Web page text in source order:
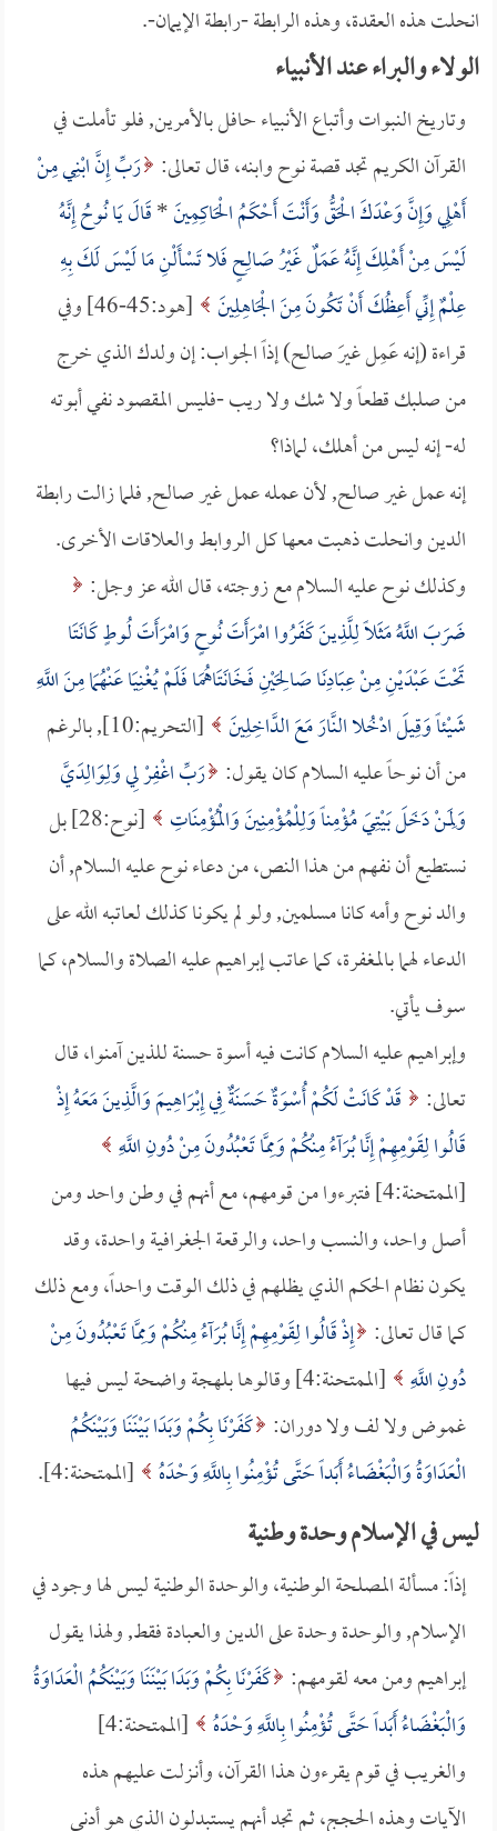
انحلت هذه العقدة، وهذه الرابطة -رابطة الإيمان-.
الولاء والبراء عند الأنبياء
وتاريخ النبوات وأتباع الأنبياء حافل بالأمرين, فلو تأملت في
القرآن الكريم تجد قصة نوح وابنه، قال تعالى: رَبِّ إِنَّ ابْنِي مِنْ
أَهْلِي وَإِنَّ وَعْدَكَ الْحَقُّ وَأَنْتَ أَحْكَمُ الْحَاكِمِينَ*قَالَ يَا نُوحُ إِنَّهُ
لَيْسَ مِنْ أَهْلِكَ إِنَّهُ عَمَلٌ غَيْرُ صَالِحٍ فَلا تَسْأَلْنِ مَا لَيْسَ لَكَ بِهِ
عِلْمٌ إِنِّي أَعِظُكَ أَنْ تَكُونَ مِنَ الْجَاهِلِينَ
[هود:45-46] وفي
قراءة (إنه عَمِل غيرَ صالح) إذاً الجواب: إن ولدك الذي خرج
من صلبك قطعاً ولا شك ولا ريب -فليس المقصود نفي أبوته
له- إنه ليس من أهلك، لماذا؟
إنه عمل غير صالح, لأن عمله عمل غير صالح, فلما زالت رابطة
الدين وانحلت ذهبت معها كل الروابط والعلاقات الأخرى.
وكذلك نوح عليه السلام مع زوجته، قال الله عز وجل:
ضَرَبَ اللَّهُ مَثَلاً لِلَّذِينَ كَفَرُوا امْرَأَتَ نُوحٍ وَامْرَأَتَ لُوطٍ كَانَتَا
تَحْتَ عَبْدَيْنِ مِنْ عِبَادِنَا صَالِحَيْنِ فَخَانَتَاهُمَا فَلَمْ يُغْنِيَا عَنْهُمَا مِنَ اللَّهِ
شَيْئاً وَقِيلَ ادْخُلا النَّارَ مَعَ الدَّاخِلِينَ
[التحريم:10], بالرغم
من أن نوحاً عليه السلام كان يقول: رَبِّ اغْفِرْ لِي وَلِوَالِدَيَّ
وَلِمَنْ دَخَلَ بَيْتِيَ مُؤْمِناً وَلِلْمُؤْمِنِينَ وَالْمُؤْمِنَاتِ
[نوح:28] بل
نستطيع أن نفهم من هذا النص، من دعاء نوح عليه السلام, أن
والد نوح وأمه كانا مسلمين, ولو لم يكونا كذلك لعاتبه الله على
الدعاء لهما بالمغفرة، كما عاتب إبراهيم عليه الصلاة والسلام، كما
سوف يأتي.
وإبراهيم عليه السلام كانت فيه أسوة حسنة للذين آمنوا، قال
تعالى:
قَدْ كَانَتْ لَكُمْ أُسْوَةٌ حَسَنَةٌ فِي إِبْرَاهِيمَ وَالَّذِينَ مَعَهُ إِذْ
قَالُوا لِقَوْمِهِمْ إِنَّا بُرَآءُ مِنْكُمْ وَمِمَّا تَعْبُدُونَ مِنْ دُونِ اللَّهِ
[الممتحنة:4] فتبرءوا من قومهم، مع أنهم في وطن واحد ومن
أصل واحد، والنسب واحد، والرقعة الجغرافية واحدة، وقد
يكون نظام الحكم الذي يظلهم في ذلك الوقت واحداً، ومع ذلك
كما قال تعالى: إِذْ قَالُوا لِقَوْمِهِمْ إِنَّا بُرَآءُ مِنْكُمْ وَمِمَّا تَعْبُدُونَ مِنْ
دُونِ اللَّهِ
[الممتحنة:4] وقالوها بلهجة واضحة ليس فيها
غموض ولا لف ولا دوران: كَفَرْنَا بِكُمْ وَبَدَا بَيْنَنَا وَبَيْنَكُمُ
الْعَدَاوَةُ وَالْبَغْضَاءُ أَبَداً حَتَّى تُؤْمِنُوا بِاللَّهِ وَحْدَهُ [الممتحنة:4].
ليس في الإسلام وحدة وطنية
إذاً: مسألة المصلحة الوطنية، والوحدة الوطنية ليس لها وجود في
الإسلام, والوحدة وحدة على الدين والعبادة فقط, ولهذا يقول
إبراهيم ومن معه لقومهم: كَفَرْنَا بِكُمْ وَبَدَا بَيْنَنَا وَبَيْنَكُمُ الْعَدَاوَةُ
وَالْبَغْضَاءُ أَبَداً حَتَّى تُؤْمِنُوا بِاللَّهِ وَحْدَهُ
[الممتحنة:4]
والغريب في قوم يقرءون هذا القرآن، وأنـزلت عليهم هذه
الآيات وهذه الحجج، ثم تجد أنهم يستبدلون الذي هو أدنى